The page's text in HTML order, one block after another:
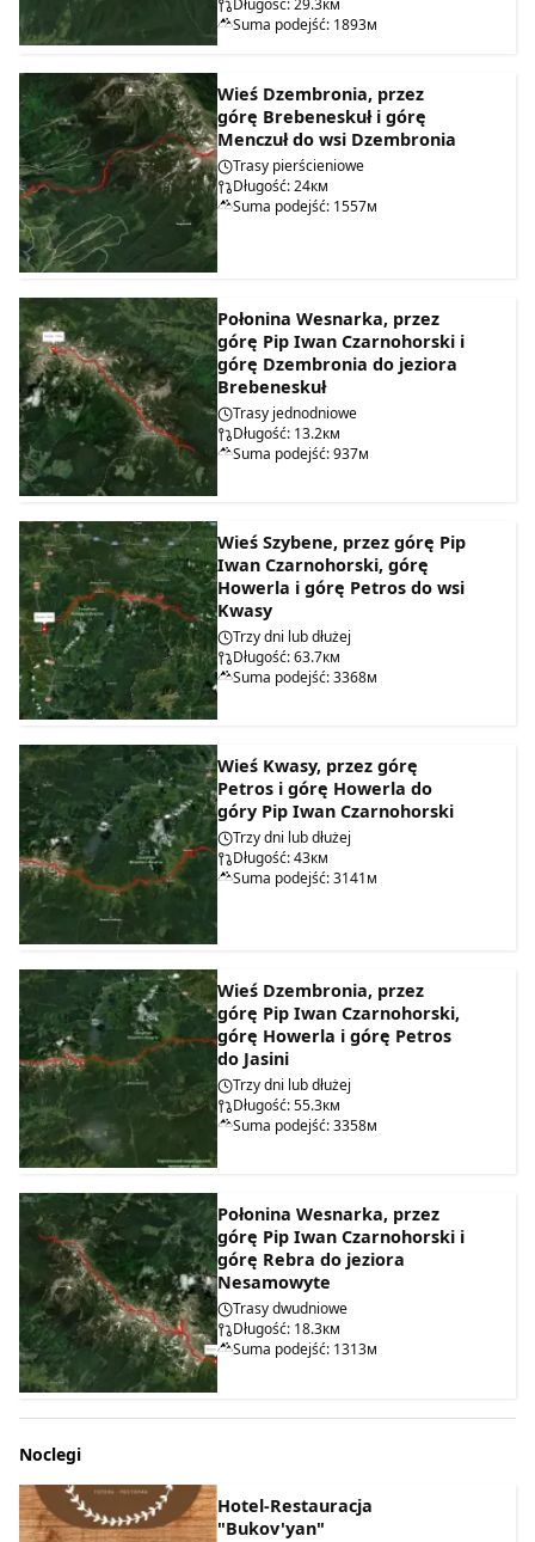
Długość: 29.3км
Suma podejść: 1893м
Wieś Dzembronia, przez
górę Brebeneskuł i górę
Menczuł do wsi Dzembronia
Trasy pierścieniowe
Długość: 24км
Suma podejść: 1557м
Połonina Wesnarka, przez
górę Pip Iwan Czarnohorski i
górę Dzembronia do jeziora
Brebeneskuł
Trasy jednodniowe
Długość: 13.2км
Suma podejść: 937м
Wieś Szybene, przez górę Pip
Iwan Czarnohorski, górę
Howerla i górę Petros do wsi
Kwasy
Trzy dni lub dłużej
Długość: 63.7км
Suma podejść: 3368м
Wieś Kwasy, przez górę
Petros i górę Howerla do
góry Pip Iwan Czarnohorski
Trzy dni lub dłużej
Długość: 43км
Suma podejść: 3141м
Wieś Dzembronia, przez
górę Pip Iwan Czarnohorski,
górę Howerla i górę Petros
do Jasini
Trzy dni lub dłużej
Długość: 55.3км
Suma podejść: 3358м
Połonina Wesnarka, przez
górę Pip Iwan Czarnohorski i
górę Rebra do jeziora
Nesamowyte
Trasy dwudniowe
Długość: 18.3км
Suma podejść: 1313м
Noclegi
Hotel-Restauracja
"Bukov'yan"